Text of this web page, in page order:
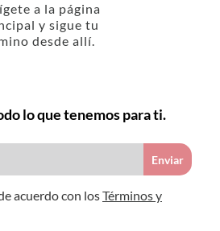
a la página
y sigue tu
desde allí.
lo que tenemos para ti.
Enviar
acuerdo con losTérminos y